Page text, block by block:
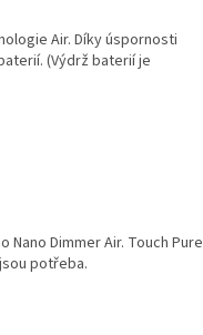
Air. Díky úspornosti
(Výdrž baterií je
Nano Dimmer Air. Touch Pure
potřeba.